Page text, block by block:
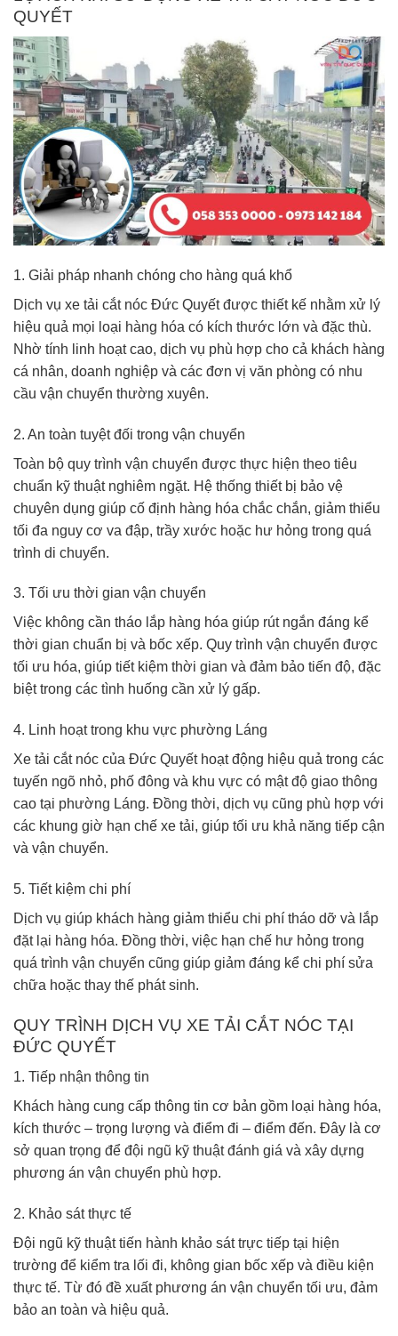
QUYẾT
1. Giải pháp nhanh chóng cho hàng quá khổ
Dịch vụ xe tải cắt nóc Đức Quyết được thiết kế nhằm xử lý
hiệu quả mọi loại hàng hóa có kích thước lớn và đặc thù.
Nhờ tính linh hoạt cao, dịch vụ phù hợp cho cả khách hàng
cá nhân, doanh nghiệp và các đơn vị văn phòng có nhu
cầu vận chuyển thường xuyên.
2. An toàn tuyệt đối trong vận chuyển
Toàn bộ quy trình vận chuyển được thực hiện theo tiêu
chuẩn kỹ thuật nghiêm ngặt. Hệ thống thiết bị bảo vệ
chuyên dụng giúp cố định hàng hóa chắc chắn, giảm thiểu
tối đa nguy cơ va đập, trầy xước hoặc hư hỏng trong quá
trình di chuyển.
3. Tối ưu thời gian vận chuyển
Việc không cần tháo lắp hàng hóa giúp rút ngắn đáng kể
thời gian chuẩn bị và bốc xếp. Quy trình vận chuyển được
tối ưu hóa, giúp tiết kiệm thời gian và đảm bảo tiến độ, đặc
biệt trong các tình huống cần xử lý gấp.
4. Linh hoạt trong khu vực phường Láng
Xe tải cắt nóc của Đức Quyết hoạt động hiệu quả trong các
tuyến ngõ nhỏ, phố đông và khu vực có mật độ giao thông
cao tại phường Láng. Đồng thời, dịch vụ cũng phù hợp với
các khung giờ hạn chế xe tải, giúp tối ưu khả năng tiếp cận
và vận chuyển.
5. Tiết kiệm chi phí
Dịch vụ giúp khách hàng giảm thiểu chi phí tháo dỡ và lắp
đặt lại hàng hóa. Đồng thời, việc hạn chế hư hỏng trong
quá trình vận chuyển cũng giúp giảm đáng kể chi phí sửa
chữa hoặc thay thế phát sinh.
QUY TRÌNH DỊCH VỤ XE TẢI CẮT NÓC TẠI
ĐỨC QUYẾT
1. Tiếp nhận thông tin
Khách hàng cung cấp thông tin cơ bản gồm loại hàng hóa,
kích thước – trọng lượng và điểm đi – điểm đến. Đây là cơ
sở quan trọng để đội ngũ kỹ thuật đánh giá và xây dựng
phương án vận chuyển phù hợp.
2. Khảo sát thực tế
Đội ngũ kỹ thuật tiến hành khảo sát trực tiếp tại hiện
trường để kiểm tra lối đi, không gian bốc xếp và điều kiện
thực tế. Từ đó đề xuất phương án vận chuyển tối ưu, đảm
bảo an toàn và hiệu quả.